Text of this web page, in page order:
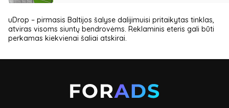
uDrop – pirmasis Baltijos šalyse dalijimuisi pritaikytas tinklas,
atviras visoms siuntų bendrovėms. Reklaminis eteris gali būti
perkamas kiekvienai šaliai atskirai.